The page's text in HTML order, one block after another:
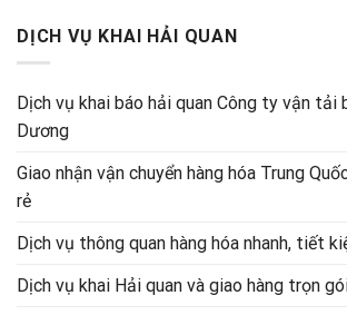
DỊCH VỤ KHAI HẢI QUAN
Dịch vụ khai báo hải quan Công ty vận tải
Dương
Giao nhận vận chuyển hàng hóa Trung
rẻ
Dịch vụ thông quan hàng hóa nhanh, tiết
Dịch vụ khai Hải quan và giao hàng trọn